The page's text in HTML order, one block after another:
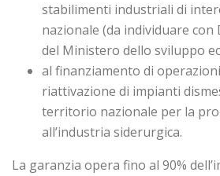
stabilimenti industriali di
nazionale (da individuare con
del Ministero dello sviluppo
al finanziamento di
riattivazione di impianti
territorio nazionale per la
all’industria siderurgica.
La garanzia opera fino al 90%